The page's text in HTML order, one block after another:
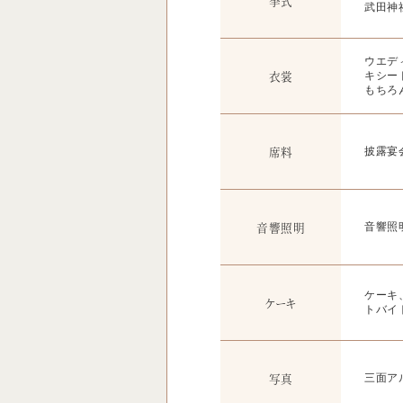
武田神
衣裳
ウエデ
キシー
もちろ
席料 披露宴
音響照明 音響照
ケーキ
ケーキ
トバ
写真 三面ア